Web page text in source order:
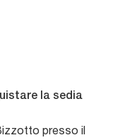
la sedia
presso il